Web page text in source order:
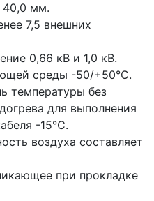
40,0 мм.
7,5 внешних
0,66 кВ и 1,0 кВ.
среды -50/+50°С.
температуры без
для выполнения
-15°С.
воздуха составляет
при прокладке